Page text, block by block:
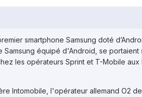
smartphone Samsung doté
Samsung équipé d'Android, se portaient
les opérateurs Sprint et T-Mobile aux
Intomobile, l'opérateur allemand O2